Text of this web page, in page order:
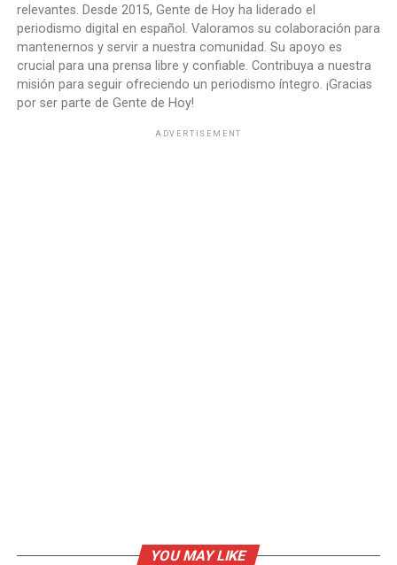
relevantes. Desde 2015, Gente de Hoy ha liderado el
periodismo digital en español. Valoramos su colaboración para
mantenernos y servir a nuestra comunidad. Su apoyo es
crucial para una prensa libre y confiable. Contribuya a nuestra
misión para seguir ofreciendo un periodismo íntegro. ¡Gracias
por ser parte de Gente de Hoy!
ADVERTISEMENT
YOU MAY LIKE